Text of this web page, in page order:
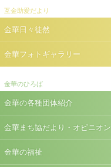
互金助愛だより
金華日々徒然
金華フォトギャラリー
金華のひろば
金華の各種団体紹介
金華まち協だより・オピニオン
金華の福祉